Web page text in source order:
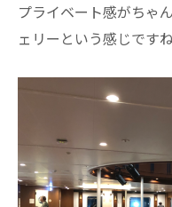
プライベート感がちゃ
ェリーという感じですね